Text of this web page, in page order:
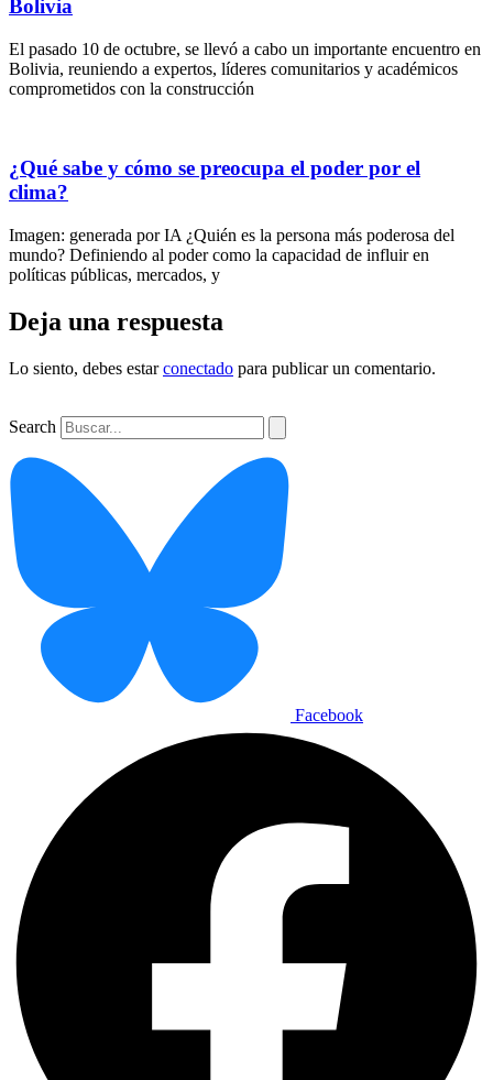
Bolivia
El pasado 10 de octubre, se llevó a cabo un importante encuentro en
Bolivia, reuniendo a expertos, líderes comunitarios y académicos
comprometidos con la construcción
¿Qué sabe y cómo se preocupa el poder por el
clima?
Imagen: generada por IA ¿Quién es la persona más poderosa del
mundo? Definiendo al poder como la capacidad de influir en
políticas públicas, mercados, y
Deja una respuesta
Lo siento, debes estarconectado para publicar un comentario.
Search
Facebook